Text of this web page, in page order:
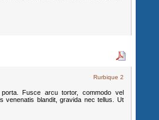
Rurbique 2
Fusce arcu tortor, commodo vel
venenatis blandit, gravida nec tellus. Ut